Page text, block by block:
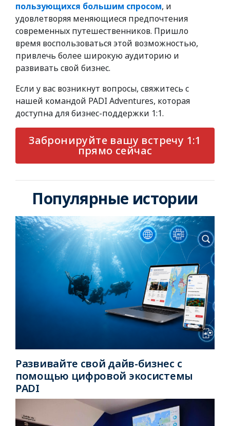
пользующихся большим спросом, и
удовлетворяя меняющиеся предпочтения
современных путешественников. Пришло
время воспользоваться этой возможностью,
привлечь более широкую аудиторию и
развивать свой бизнес.
Если у вас возникнут вопросы, свяжитесь с
нашей командой PADI Adventures, которая
доступна для бизнес-поддержки 1:1.
Забронируйте вашу встречу 1:1
прямо сейчас
Популярные истории
Развивайте свой дайв-бизнес с
помощью цифровой экосистемы
PADI